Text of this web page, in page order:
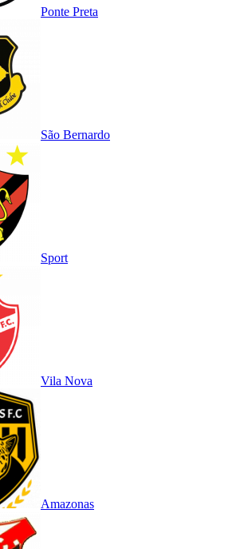
Ponte Preta
São Bernardo
Sport
Vila Nova
Amazonas